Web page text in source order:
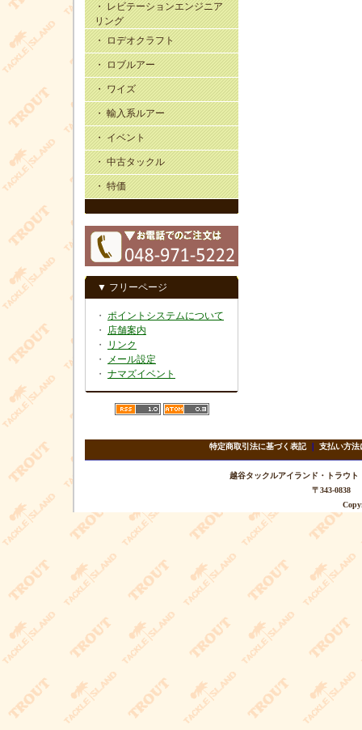
・ レビテーションエンジニア
リング
・ ロデオクラフト
・ ロブルアー
・ ワイズ
・ 輸入系ルアー
・ イベント
・ 中古タックル
・ 特価
▼ フリーページ
・ ポイントシステムについて
・ 店舗案内
・
リンク
・
メール設定
・ ナマズイベント
特定商取引法に基づく表記｜ 支払い方法
越谷タックルアイランド・トラ
〒343-0838